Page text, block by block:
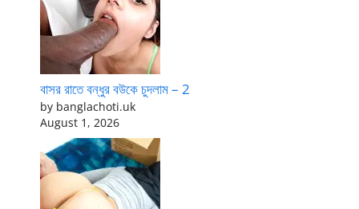
বাসর রাতে বন্ধুর বউকে চুদলাম – 2
by banglachoti.uk
August 1, 2026